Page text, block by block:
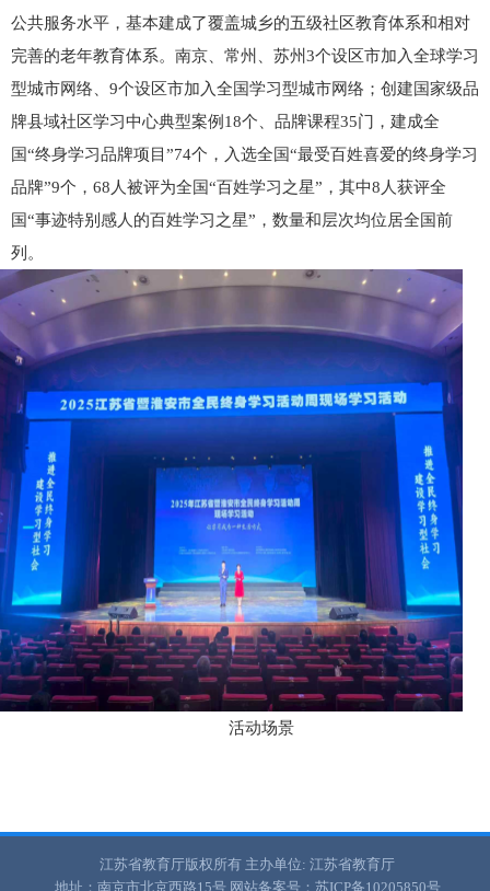
公共服务水平，基本建成了覆盖城乡的五级社区教育体系和相对
完善的老年教育体系。南京、常州、苏州3个设区市加入全球学习
型城市网络、9个设区市加入全国学习型城市网络；创建国家级品
牌县域社区学习中心典型案例18个、品牌课程35门，建成全
国“终身学习品牌项目”74个，入选全国“最受百姓喜爱的终身学习
品牌”9个，68人被评为全国“百姓学习之星”，其中8人获评全
国“事迹特别感人的百姓学习之星”，数量和层次均位居全国前
列。
活动场景
江苏省教育厅版权所有 主办单位: 江苏省教育厅
地址：南京市北京西路15号 网站备案号：苏ICP备10205850号